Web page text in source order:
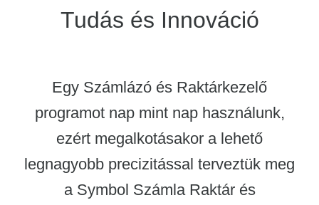
Tudás és Innováció
Egy Számlázó és Raktárkezelő
programot nap mint nap használunk,
ezért megalkotásakor a lehető
legnagyobb precizitással terveztük meg
a Symbol Számla Raktár és